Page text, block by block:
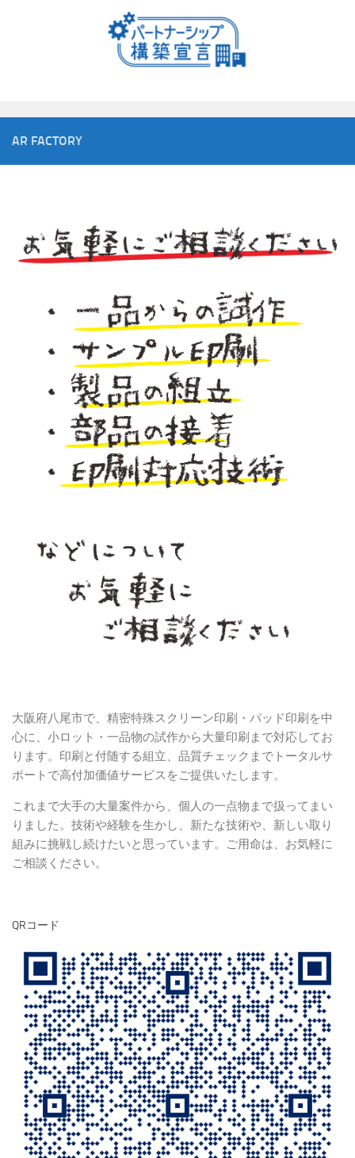
AR FACTORY
大阪府八尾市で、精密特殊スクリーン印刷・パッド印刷を中
心に、小ロット・一品物の試作から大量印刷まで対応してお
ります。印刷と付随する組立、品質チェックまでトータルサ
ポートで高付加価値サービスをご提供いたします。
これまで大手の大量案件から、個人の一点物まで扱ってまい
りました。技術や経験を生かし、新たな技術や、新しい取り
組みに挑戦し続けたいと思っています。ご用命は、お気軽に
ご相談ください。
QRコード